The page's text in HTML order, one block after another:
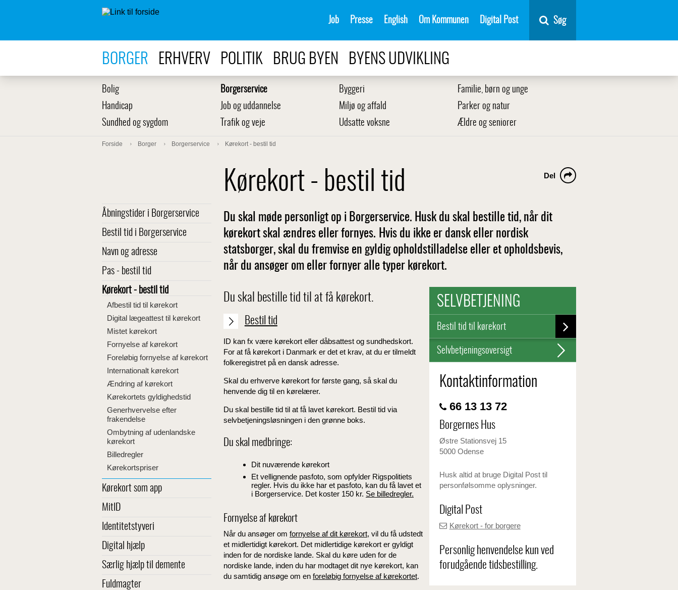
Job Presse English Om Kommunen Digital Post Søg
BORGER ERHVERV POLITIK BRUG BYEN BYENS UDVIKLING
Bolig Borgerservice Byggeri
Familie, børn og unge
Handicap
Job og uddannelse Miljø og affald
Parker og natur
Sundhed og sygdom
Trafik og veje Udsatte voksne Ældre og seniorer
Forside Borger Borgerservice Kørekort - bestil tid
Åbningstider i Borgerservice
Bestil tid i Borgerservice
Navn og adresse
Pas - bestil tid
Kørekort - bestil tid
Afbestil tid til kørekort
Digital lægeattest til kørekort
Mistet kørekort
Fornyelse af kørekort
Foreløbig fornyelse af kørekort
Internationalt kørekort
Ændring af kørekort
Kørekortets gyldighedstid
Generhvervelse efter
frakendelse
Ombytning af udenlandske
kørekort
Billedregler
Kørekortspriser
Kørekort som app
MitID
Identitetstyveri
Digital hjælp
Særlig hjælp til demente
Fuldmagter
Kørekort - bestil tid Del
Du skal møde personligt op i Borgerservice. Husk du skal bestille tid, når dit
kørekort skal ændres eller fornyes. Hvis du ikke er dansk eller nordisk
statsborger, skal du fremvise en gyldig opholdstilladelse eller et opholdsbevis,
når du ansøger om eller fornyer alle typer kørekort.
SELVBETJENING
Bestil tid til kørekort
Selvbetjeningsoversigt
Kontaktinformation
66 13 13 72
Borgernes Hus
Østre Stationsvej 15
5000 Odense
Husk altid at bruge Digital Post til
personfølsomme oplysninger.
Digital Post
Kørekort - for borgere
Personlig henvendelse kun ved
forudgående tidsbestilling.
Du skal bestille tid til at få kørekort.
Bestil tid
ID kan fx være kørekort eller dåbsattest og sundhedskort.
For at få kørekort i Danmark er det et krav, at du er tilmeldt
folkeregistret på en dansk adresse.
Skal du erhverve kørekort for første gang, så skal du
henvende dig til en kørelærer.
Du skal bestille tid til at få lavet kørekort. Bestil tid via
selvbetjeningsløsningen i den grønne boks.
Du skal medbringe:
Dit nuværende kørekort
Et vellignende pasfoto, som opfylder Rigspolitiets
regler. Hvis du ikke har et pasfoto, kan du få lavet et
i Borgerservice. Det koster 150 kr. Se billedregler.
Fornyelse af kørekort
Når du ansøger om fornyelse af dit kørekort, vil du få udstedt
et midlertidigt kørekort. Det midlertidige kørekort er gyldigt
inden for de nordiske lande. Skal du køre uden for de
nordiske lande, inden du har modtaget dit nye kørekort, kan
du samtidig ansøge om en foreløbig fornyelse af kørekortet.